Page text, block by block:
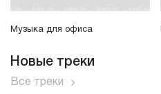
Музыка для офиса
Новые треки
Все треки